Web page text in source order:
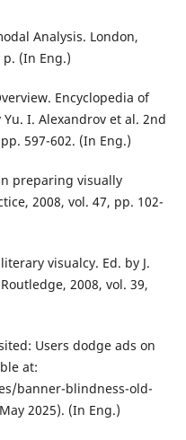
Analysis. London,
p. (In Eng.)
Encyclopedia of
I. Alexandrov et al. 2nd
597-602. (In Eng.)
preparing visually
2008, vol. 47, pp. 102-
visualcy. Ed. by J.
2008, vol. 39,
Users dodge ads on
at:
banner-blindness-old-
2025). (In Eng.)